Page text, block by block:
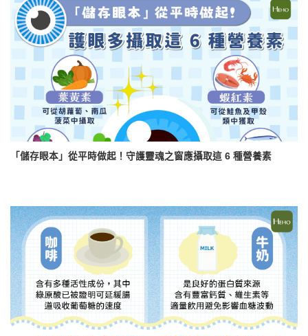
「儲存眼本」從平時做起！守護靈魂之窗應攝取這 6 種營養素